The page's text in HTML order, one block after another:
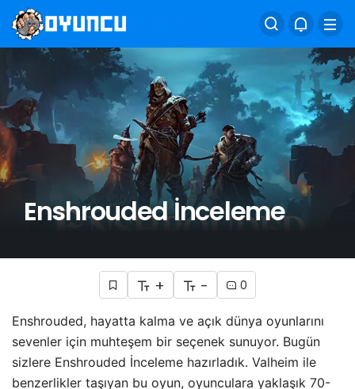
Enshrouded İnceleme
+ - 0
Enshrouded, hayatta kalma ve açık dünya oyunlarını
sevenler için muhteşem bir seçenek sunuyor. Bugün
sizlere Enshrouded İnceleme hazırladık. Valheim ile
benzerlikler taşıyan bu oyun, oyunculara yaklaşık 70-